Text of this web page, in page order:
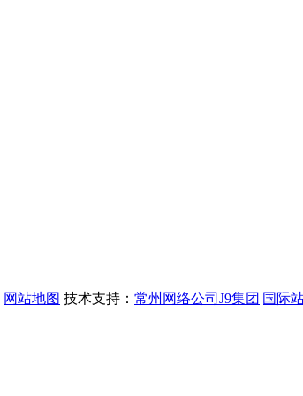
网站地图 技术支持： 常州网络公司J9集团|国际